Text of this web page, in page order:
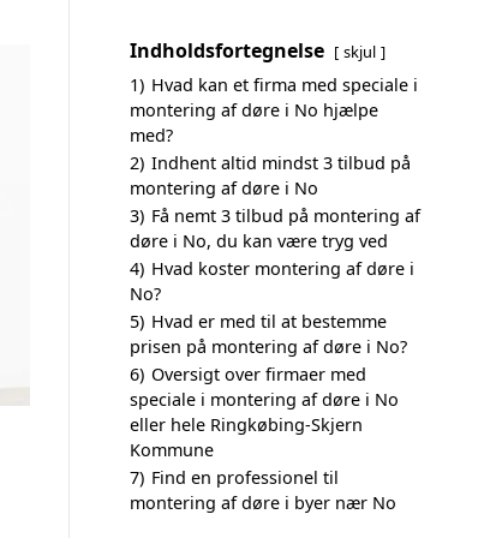
Indholdsfortegnelse skjul
1) Hvad kan et firma med speciale i
montering af døre i No hjælpe
med?
2) Indhent altid mindst 3 tilbud på
montering af døre i No
3) Få nemt 3 tilbud på montering af
døre i No, du kan være tryg ved
4) Hvad koster montering af døre i
No?
5) Hvad er med til at bestemme
prisen på montering af døre i No?
6) Oversigt over firmaer med
speciale i montering af døre i No
eller hele Ringkøbing-Skjern
Kommune
7) Find en professionel til
montering af døre i byer nær No